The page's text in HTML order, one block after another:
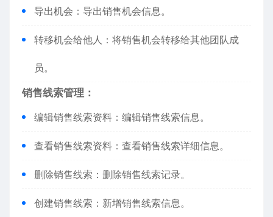
导出机会：导出销售机会信息。
转移机会给他人：将销售机会转移给其他团队成
员。
销售线索管理：
编辑销售线索资料：编辑销售线索信息。
查看销售线索资料：查看销售线索详细信息。
删除销售线索：删除销售线索记录。
创建销售线索：新增销售线索信息。